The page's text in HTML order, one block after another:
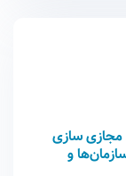
مجازی سازی
و